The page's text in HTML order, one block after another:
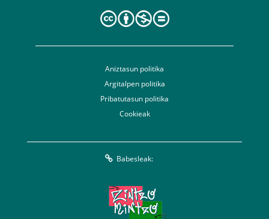
Aniztasun politika
Argitalpen politika
Pribatutasun politika
Cookieak
Babesleak: